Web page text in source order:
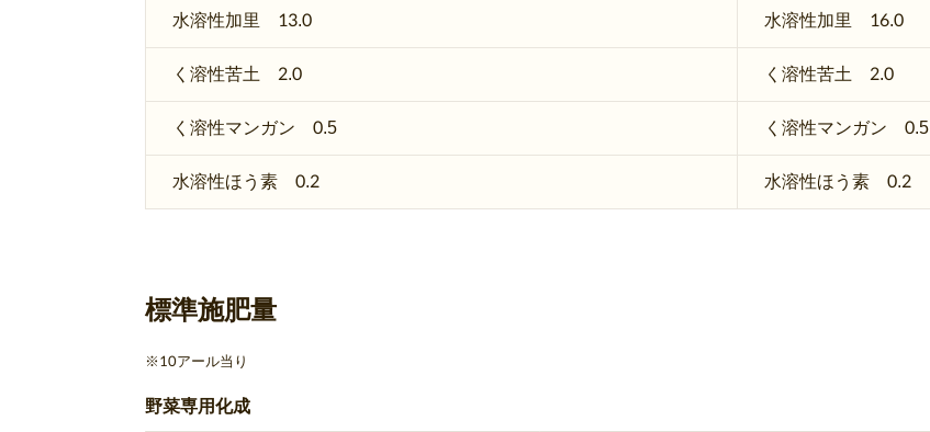
水溶性加里 13.0 水溶性加里 16.0
く溶性苦土 2.0 く溶性苦土 2.0
く溶性マンガン 0.5 く溶性マンガン 0.5
水溶性ほう素 0.2 水溶性ほう素 0.2
標準施肥量
10アール当り
野菜専用化成